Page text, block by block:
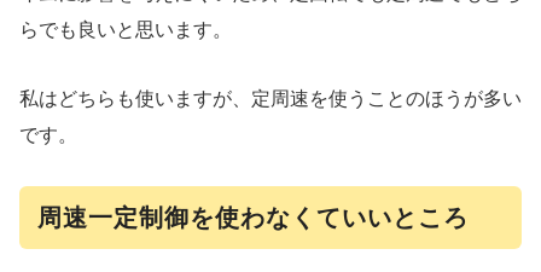
らでも良いと思います。
私はどちらも使いますが、定周速を使うことのほうが多い
です。
周速一定制御を使わなくていいところ